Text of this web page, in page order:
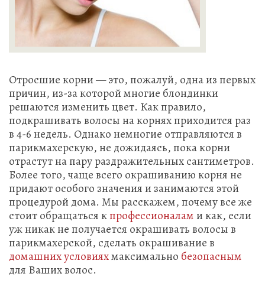
Отросшие корни — это, пожалуй, одна из первых
причин, из-за которой многие блондинки
решаются изменить цвет. Как правило,
подкрашивать волосы на корнях приходится раз
в 4-6 недель. Однако немногие отправляются в
парикмахерскую, не дожидаясь, пока корни
отрастут на пару раздражительных сантиметров.
Более того, чаще всего окрашиванию корня не
придают особого значения и занимаются этой
процедурой дома. Мы расскажем, почему все же
стоит обращаться кпрофессионалам и как, если
уж никак не получается окрашивать волосы в
парикмахерской, сделать окрашивание в
домашних условияхмаксимально безопасным
для Ваших волос.